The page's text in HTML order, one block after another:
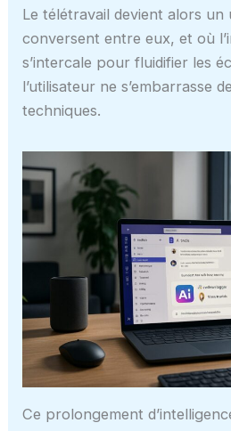
Le télétravail devient alors un
conversent entre eux, et où
s’intercale pour fluidifier les
l’utilisateur ne s’embarrasse
techniques.
Ce prolongement